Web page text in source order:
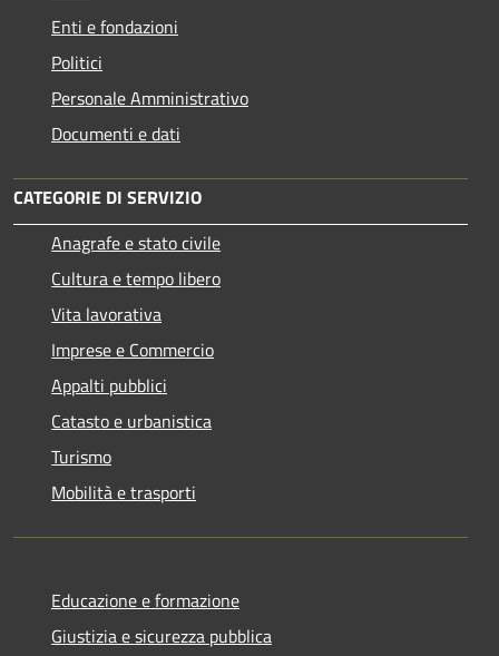
Enti e fondazioni
Politici
Personale Amministrativo
Documenti e dati
CATEGORIE DI SERVIZIO
Anagrafe e stato civile
Cultura e tempo libero
Vita lavorativa
Imprese e Commercio
Appalti pubblici
Catasto e urbanistica
Turismo
Mobilità e trasporti
Educazione e formazione
Giustizia e sicurezza pubblica